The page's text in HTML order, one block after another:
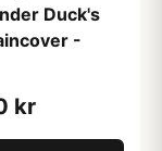
Duck's
-
kr